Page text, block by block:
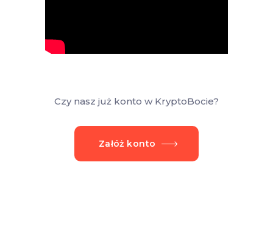
Czy nasz już konto w KryptoBocie?
Załóż konto